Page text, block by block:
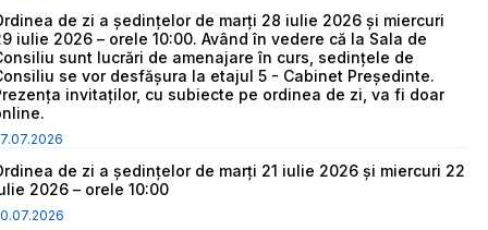
de zi a ședințelor de marți 28 iulie 2026 și miercuri
iulie 2026 – orele 10:00. Având în vedere că la Sala de
sunt lucrări de amenajare în curs, sedințele de
se vor desfășura la etajul 5 - Cabinet Președinte.
invitaților, cu subiecte pe ordinea de zi, va fi doar
de zi a ședințelor de marți 21 iulie 2026 și miercuri 22
2026 – orele 10:00